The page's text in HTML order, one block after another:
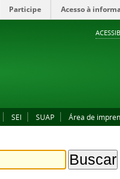
Participe Acesso à
SEI SUAP Área de